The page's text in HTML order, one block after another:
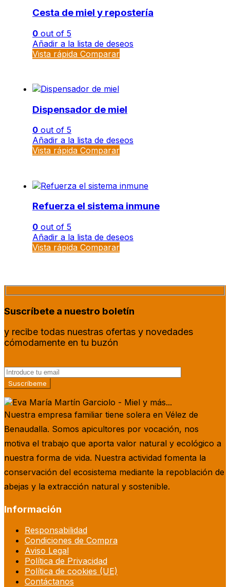
Cesta de miel y repostería
0 out of 5
Añadir a la lista de deseos
Vista rápida Comparar
Dispensador de miel
0 out of 5
Añadir a la lista de deseos
Vista rápida Comparar
Refuerza el sistema inmune
0 out of 5
Añadir a la lista de deseos
Vista rápida Comparar
Suscríbete a nuestro boletín
y recibe todas nuestras ofertas y novedades
cómodamente en tu buzón
Nuestra empresa familiar tiene solera en Vélez de
Benaudalla. Somos apicultores por vocación, nos
motiva el trabajo que aporta valor natural y ecológico a
nuestra forma de vida. Nuestra actividad fomenta la
conservación del ecosistema mediante la repoblación de
abejas y la extracción natural y sostenible.
Información
Responsabilidad
Condiciones de Compra
Aviso Legal
Política de Privacidad
Política de cookies (UE)
Contáctanos